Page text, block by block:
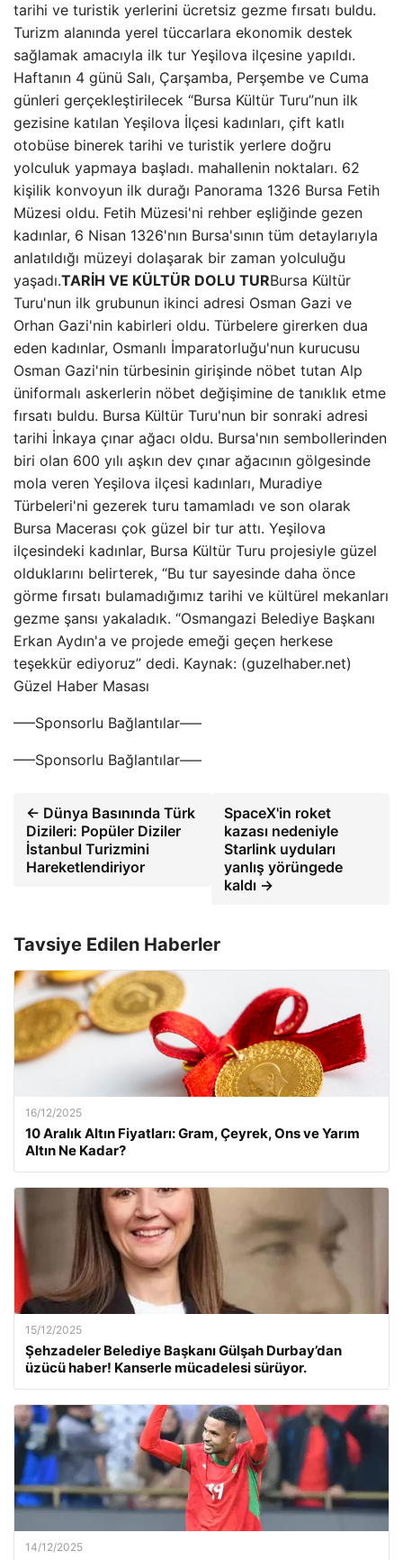
tarihi ve turistik yerlerini ücretsiz gezme fırsatı buldu.
Turizm alanında yerel tüccarlara ekonomik destek
sağlamak amacıyla ilk tur Yeşilova ilçesine yapıldı.
Haftanın 4 günü Salı, Çarşamba, Perşembe ve Cuma
günleri gerçekleştirilecek “Bursa Kültür Turu”nun ilk
gezisine katılan Yeşilova İlçesi kadınları, çift katlı
otobüse binerek tarihi ve turistik yerlere doğru
yolculuk yapmaya başladı. mahallenin noktaları. 62
kişilik konvoyun ilk durağı Panorama 1326 Bursa Fetih
Müzesi oldu. Fetih Müzesi'ni rehber eşliğinde gezen
kadınlar, 6 Nisan 1326'nın Bursa'sının tüm detaylarıyla
anlatıldığı müzeyi dolaşarak bir zaman yolculuğu
yaşadı.TARİH VE KÜLTÜR DOLU TURBursa Kültür
Turu'nun ilk grubunun ikinci adresi Osman Gazi ve
Orhan Gazi'nin kabirleri oldu. Türbelere girerken dua
eden kadınlar, Osmanlı İmparatorluğu'nun kurucusu
Osman Gazi'nin türbesinin girişinde nöbet tutan Alp
üniformalı askerlerin nöbet değişimine de tanıklık etme
fırsatı buldu. Bursa Kültür Turu'nun bir sonraki adresi
tarihi İnkaya çınar ağacı oldu. Bursa'nın sembollerinden
biri olan 600 yılı aşkın dev çınar ağacının gölgesinde
mola veren Yeşilova ilçesi kadınları, Muradiye
Türbeleri'ni gezerek turu tamamladı ve son olarak
Bursa Macerası çok güzel bir tur attı. Yeşilova
ilçesindeki kadınlar, Bursa Kültür Turu projesiyle güzel
olduklarını belirterek, “Bu tur sayesinde daha önce
görme fırsatı bulamadığımız tarihi ve kültürel mekanları
gezme şansı yakaladık. “Osmangazi Belediye Başkanı
Erkan Aydın'a ve projede emeği geçen herkese
teşekkür ediyoruz” dedi. Kaynak: (guzelhaber.net)
Güzel Haber Masası
—–Sponsorlu Bağlantılar—–
—–Sponsorlu Bağlantılar—–
← Dünya Basınında Türk
Dizileri: Popüler Diziler
İstanbul Turizmini
Hareketlendiriyor
SpaceX'in roket
kazası nedeniyle
Starlink uyduları
yanlış yörüngede
kaldı →
Tavsiye Edilen Haberler
16/12/2025
10 Aralık Altın Fiyatları: Gram, Çeyrek, Ons ve Yarım
Altın Ne Kadar?
15/12/2025
Şehzadeler Belediye Başkanı Gülşah Durbay’dan
üzücü haber! Kanserle mücadelesi sürüyor.
14/12/2025